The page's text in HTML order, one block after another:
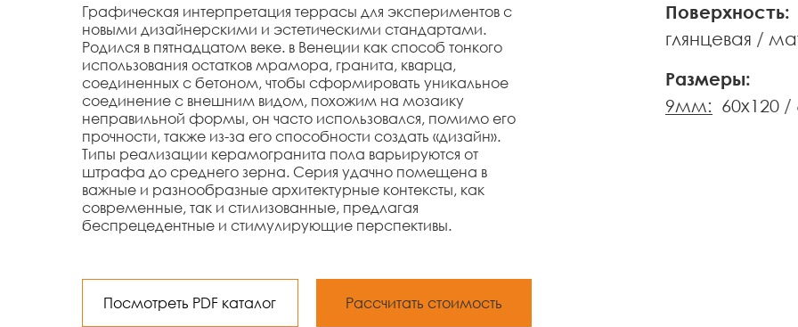
Графическая интерпретация террасы для экспериментов с
новыми дизайнерскими и эстетическими стандартами.
Родился в пятнадцатом веке. в Венеции как способ тонкого
использования остатков мрамора, гранита, кварца,
соединенных с бетоном, чтобы сформировать уникальное
соединение с внешним видом, похожим на мозаику
неправильной формы, он часто использовался, помимо его
прочности, также из-за его способности создать «дизайн».
Типы реализации керамогранита пола варьируются от
штрафа до среднего зерна. Серия удачно помещена в
важные и разнообразные архитектурные контексты, как
современные, так и стилизованные, предлагая
беспрецедентные и стимулирующие перспективы.
Посмотреть PDF каталог Рассчитать стоимость
Поверхность:
глянцевая
Размеры:
9мм: 60x120